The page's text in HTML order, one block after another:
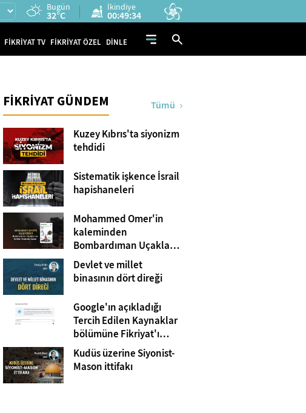
Bugün
32°C
İkindiye
00:49:33
FİKRİYAT TV FİKRİYAT ÖZEL DİNLE
FİKRİYAT GÜNDEM Tümü
Kuzey Kıbrıs'ta siyonizm
tehdidi
Sistematik işkence İsrail
hapishaneleri
Mohammed Omer'in
kaleminden
Bombardıman Uçakları
ve Tanklar Arasında
Gazze
Devlet ve millet
binasının dört direği
Google'ın açıkladığı
Tercih Edilen Kaynaklar
bölümüne Fikriyat'ı
eklemeyi unutmayın!
Kudüs üzerine Siyonist-
Mason ittifakı